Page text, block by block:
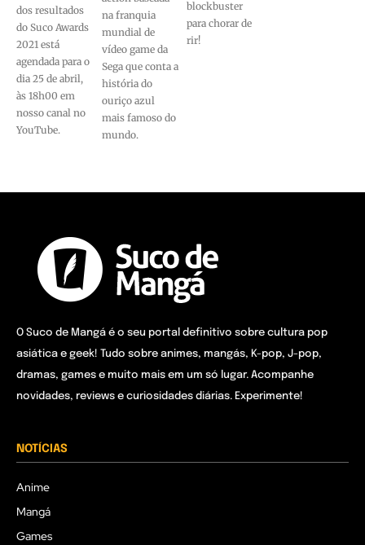
dos resultados
do Suco Awards
2021 está
agendada para o
dia 25 de abril,
às 18h00 em
nosso canal no
YouTube.
na franquia
mundial de
vídeo game da
Sega que conta a
história do
ouriço azul
mais famoso do
mundo.
blockbuster
para chorar de
rir!
O Suco de Mangá é o seu portal definitivo sobre cultura pop
asiática e geek! Tudo sobre animes, mangás, K-pop, J-pop,
dramas, games e muito mais em um só lugar. Acompanhe
novidades, reviews e curiosidades diárias. Experimente!
NOTÍCIAS
Anime
Mangá
Games